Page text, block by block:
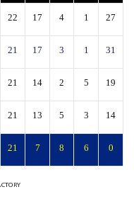
22 17 4 1 27
21 17 3 1 31
21 14 2 5 19
21 13 5 3 14
21 7 8 6 0